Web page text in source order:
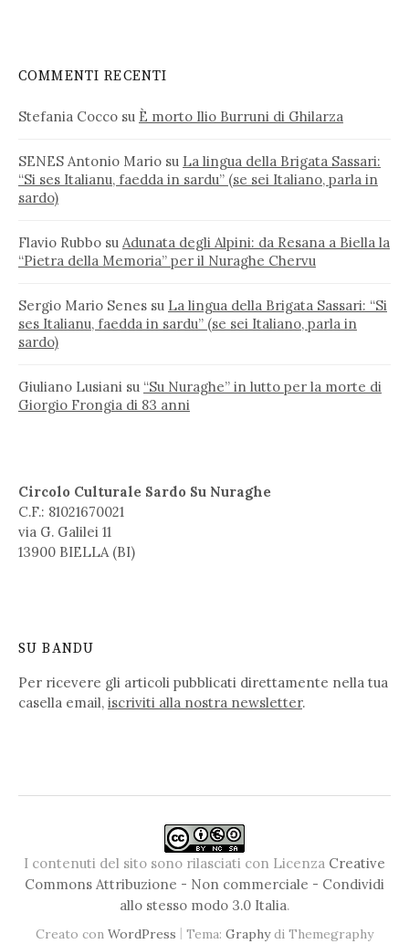
COMMENTI RECENTI
Stefania Cocco su È morto Ilio Burruni di Ghilarza
SENES Antonio Mario su La lingua della Brigata Sassari:
“Si ses Italianu, faedda in sardu” (se sei Italiano, parla in
sardo)
Flavio Rubbo su Adunata degli Alpini: da Resana a Biella la
“Pietra della Memoria” per il Nuraghe Chervu
Sergio Mario Senes su La lingua della Brigata Sassari: “Si
ses Italianu, faedda in sardu” (se sei Italiano, parla in
sardo)
Giuliano Lusiani su “Su Nuraghe” in lutto per la morte di
Giorgio Frongia di 83 anni
Circolo Culturale Sardo Su Nuraghe
C.F.: 81021670021
via G. Galilei 11
13900 BIELLA (BI)
SU BANDU
Per ricevere gli articoli pubblicati direttamente nella tua
casella email, iscriviti alla nostra newsletter.
I contenuti del sito sono rilasciati con Licenza Creative
Commons Attribuzione - Non commerciale - Condividi
allo stesso modo 3.0 Italia.
Creato con WordPress | Tema: Graphydi Themegraphy